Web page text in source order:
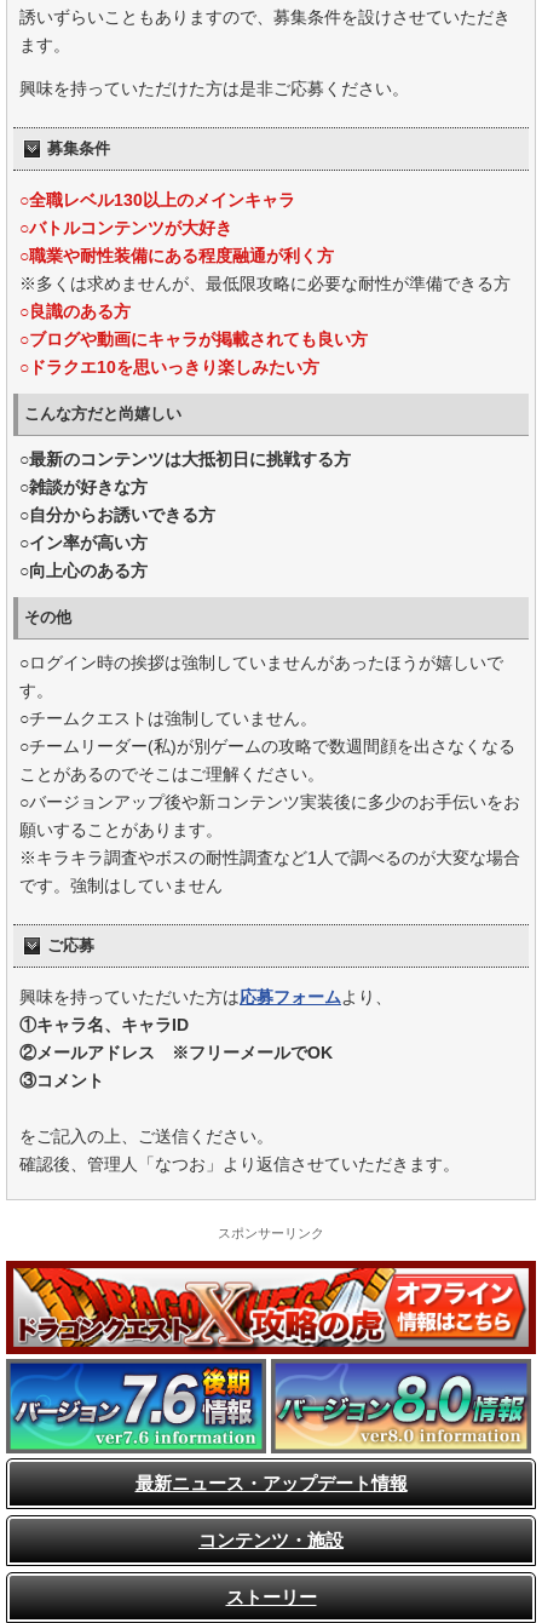
誘いずらいこともありますので、募集条件を設けさせていただき
ます。
興味を持っていただけた方は是非ご応募ください。
募集条件
○全職レベル130以上のメインキャラ
○バトルコンテンツが大好き
○職業や耐性装備にある程度融通が利く方
※多くは求めませんが、最低限攻略に必要な耐性が準備できる方
○良識のある方
○ブログや動画にキャラが掲載されても良い方
○ドラクエ10を思いっきり楽しみたい方
こんな方だと尚嬉しい
○最新のコンテンツは大抵初日に挑戦する方
○雑談が好きな方
○自分からお誘いできる方
○イン率が高い方
○向上心のある方
その他
○ログイン時の挨拶は強制していませんがあったほうが嬉しいで
す。
○チームクエストは強制していません。
○チームリーダー(私)が別ゲームの攻略で数週間顔を出さなくなる
ことがあるのでそこはご理解ください。
○バージョンアップ後や新コンテンツ実装後に多少のお手伝いをお
願いすることがあります。
※キラキラ調査やボスの耐性調査など1人で調べるのが大変な場合
です。強制はしていません
ご応募
興味を持っていただいた方は応募フォームより、
①キャラ名、キャラID
②メールアドレス ※フリーメールでOK
③コメント
をご記入の上、ご送信ください。
確認後、管理人「なつお」より返信させていただきます。
スポンサーリンク
最新ニュース・アップデート情報
コンテンツ・施設
ストーリー